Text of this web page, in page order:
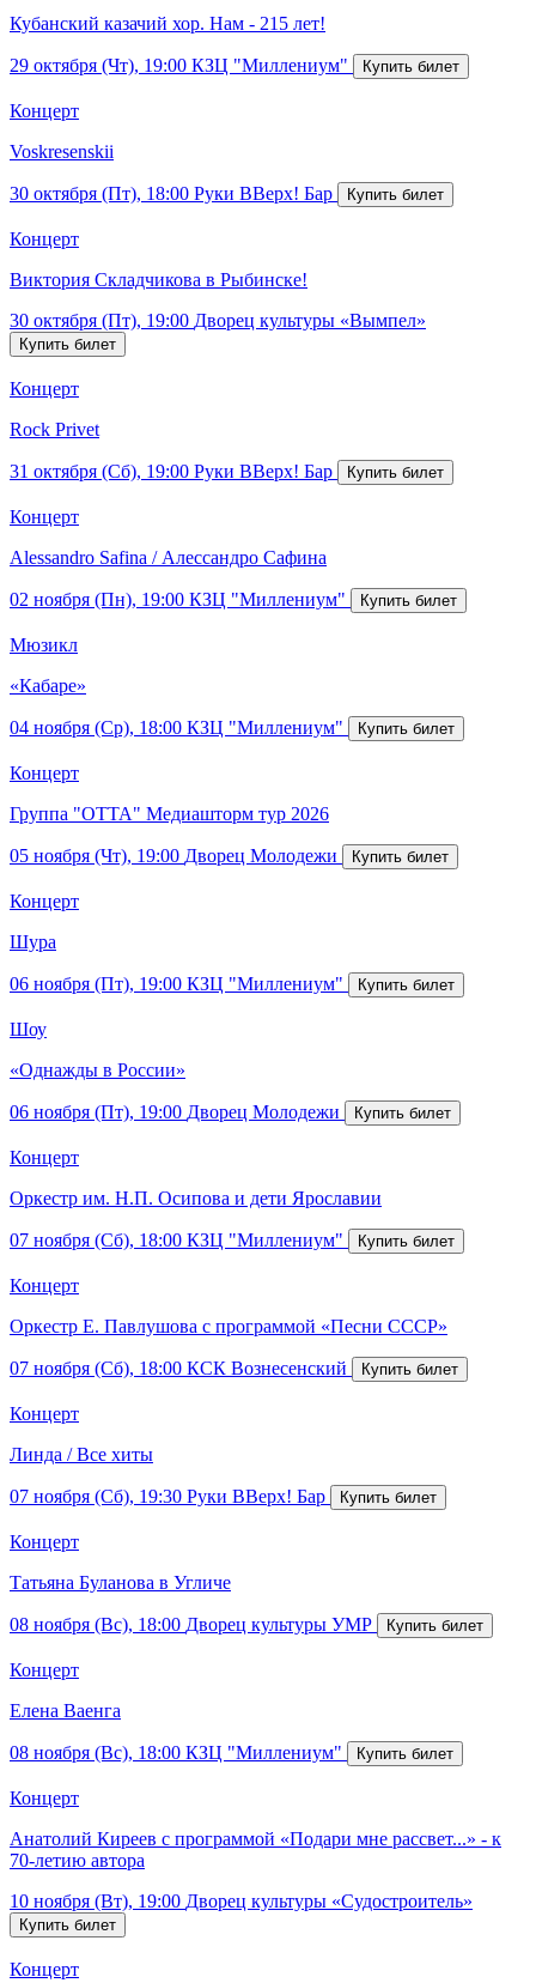
Кубанский казачий хор. Нам - 215 лет!
29 октября (Чт), 19:00 КЗЦ "Миллениум"
Концерт
Voskresenskii
30 октября (Пт), 18:00 Руки ВВерх! Бар
Концерт
Виктория Складчикова в Рыбинске!
30 октября (Пт), 19:00 Дворец культуры «Вымпел»
Концерт
Rock Privet
31 октября (Сб), 19:00 Руки ВВерх! Бар
Концерт
Alessandro Safina / Алессандро Сафина
02 ноября (Пн), 19:00 КЗЦ "Миллениум"
Мюзикл
«Кабаре»
04 ноября (Ср), 18:00 КЗЦ "Миллениум"
Концерт
Группа "ОТТА" Медиашторм тур 2026
05 ноября (Чт), 19:00 Дворец Молодежи
Концерт
Шура
06 ноября (Пт), 19:00 КЗЦ "Миллениум"
Шоу
«Однажды в России»
06 ноября (Пт), 19:00 Дворец Молодежи
Концерт
Оркестр им. Н.П. Осипова и дети Ярославии
07 ноября (Сб), 18:00 КЗЦ "Миллениум"
Концерт
Оркестр Е. Павлушова с программой «Песни СССР»
07 ноября (Сб), 18:00 КСК Вознесенский
Концерт
Линда / Все хиты
07 ноября (Сб), 19:30 Руки ВВерх! Бар
Концерт
Татьяна Буланова в Угличе
08 ноября (Вс), 18:00 Дворец культуры УМР
Концерт
Елена Ваенга
08 ноября (Вс), 18:00 КЗЦ "Миллениум"
Концерт
Анатолий Киреев с программой «Подари мне рассвет...» - к
70-летию автора
10 ноября (Вт), 19:00 Дворец культуры «Судостроитель»
Концерт